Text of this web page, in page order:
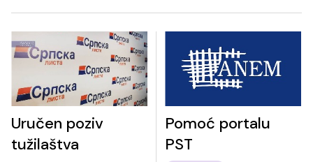
Uručen poziv
tužilaštva
Pomoć portalu
PST